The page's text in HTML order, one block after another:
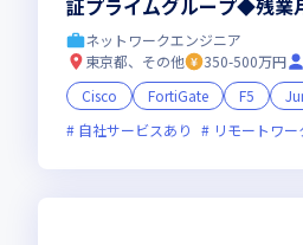
証プライムグループ◆残業
ネットワークエンジニア
東京都、その他
350-500万円
Cisco
FortiGate F5
自社サービスあり
リモートワー